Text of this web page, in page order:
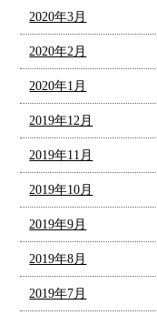
2020年3月
2020年2月
2020年1月
2019年12月
2019年11月
2019年10月
2019年9月
2019年8月
2019年7月